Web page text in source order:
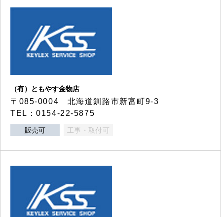
（有）ともやす金物店
〒085-0004 北海道釧路市新富町9-3
TEL：0154-22-5875
販売可 工事・取付可